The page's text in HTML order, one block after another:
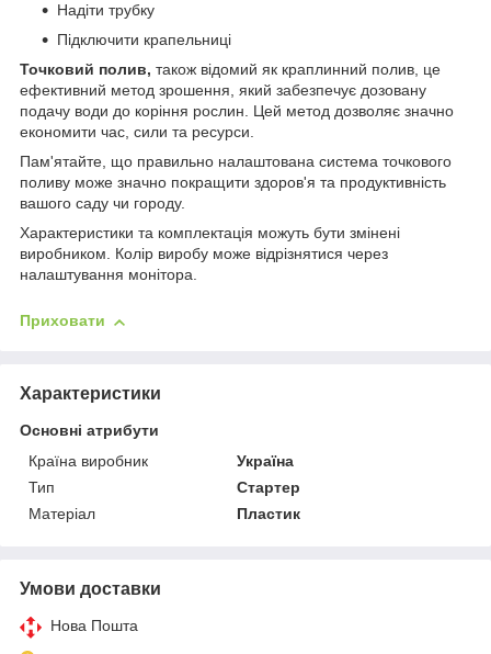
Надіти трубку
Підключити крапельниці
Точковий полив, також відомий як краплинний полив, це
ефективний метод зрошення, який забезпечує дозовану
подачу води до коріння рослин. Цей метод дозволяє значно
економити час, сили та ресурси.
Пам'ятайте, що правильно налаштована система точкового
поливу може значно покращити здоров'я та продуктивність
вашого саду чи городу.
Характеристики та комплектація можуть бути змінені
виробником. Колір виробу може відрізнятися через
налаштування монітора.
Приховати
Характеристики
Основні атрибути
Країна виробник
Україна
Тип
Стартер
Матеріал
Пластик
Умови доставки
Нова Пошта